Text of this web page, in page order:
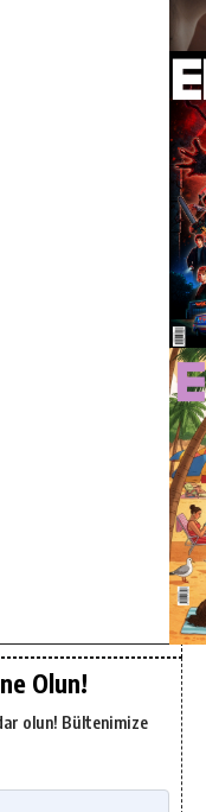
Olun!
olun! Bültenimize